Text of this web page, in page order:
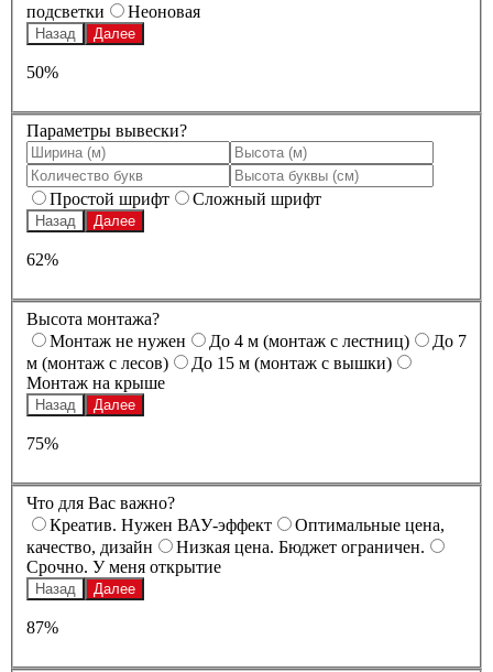
подсветки
Неоновая
Назад Далее
50%
Параметры вывески?
Простой шрифт Сложный шрифт
Назад Далее
62%
Высота монтажа?
Монтаж не нужен
До 4 м (монтаж с лестниц)
До 7
м (монтаж с лесов)
До 15 м (монтаж с вышки)
Монтаж на крыше
Назад Далее
75%
Что для Вас важно?
Креатив. Нужен ВАУ-эффект
Оптимальные цена,
качество, дизайн
Низкая цена. Бюджет ограничен.
Срочно. У меня открытие
Назад Далее
87%